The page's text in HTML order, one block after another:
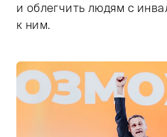
и облегчить людям с
к ним.